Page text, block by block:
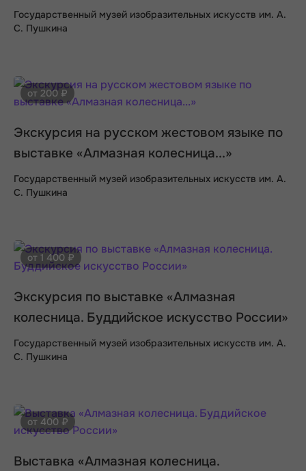
Государственный музей изобразительных искусств им. А.
С. Пушкина
от 200 ₽
Экскурсия на русском жестовом языке по
выставке «Алмазная колесница...»
Государственный музей изобразительных искусств им. А.
С. Пушкина
от 1 400 ₽
Экскурсия по выставке «Алмазная
колесница. Буддийское искусство России»
Государственный музей изобразительных искусств им. А.
С. Пушкина
от 400 ₽
Выставка «Алмазная колесница.